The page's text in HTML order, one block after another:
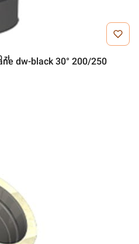
zł
dw-black 30° 200/250